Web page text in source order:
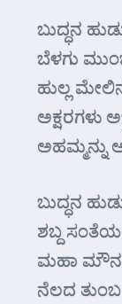
ಬುದ್ಧನ
ಬೆಳಗು
ಹುಲ್ಲ
ಅಕ್ಷರಗಳು
ಅಹಮ್ಮನ್ನು
ಬುದ್ಧನ
ಶಬ್ದ
ಮಹಾ
ನೆಲದ ತುಂಬ